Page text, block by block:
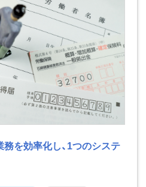
を効率化し、1つのシステ